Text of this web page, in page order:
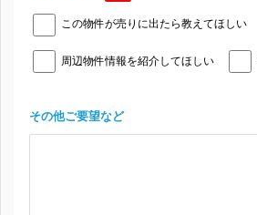
この物件が売りに出たら教えてほしい
周辺物件情報を紹介してほしい
その他ご要望など